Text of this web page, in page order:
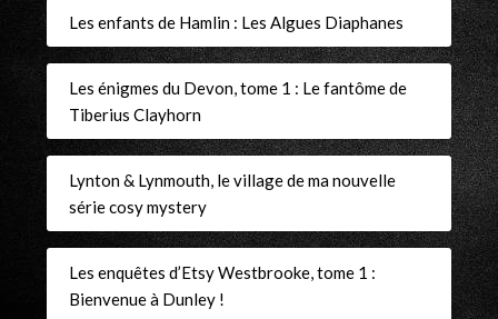
Les enfants de Hamlin : Les Algues Diaphanes
Les énigmes du Devon, tome 1 : Le fantôme de
Tiberius Clayhorn
Lynton & Lynmouth, le village de ma nouvelle
série cosy mystery
Les enquêtes d’Etsy Westbrooke, tome 1 :
Bienvenue à Dunley !